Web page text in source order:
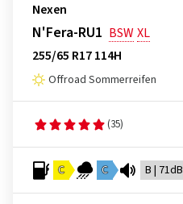
Nexen
N'Fera-RU1 BSWXL
255/65 R17 114H
Offroad Sommerreifen
(35)
C C B | 71dB